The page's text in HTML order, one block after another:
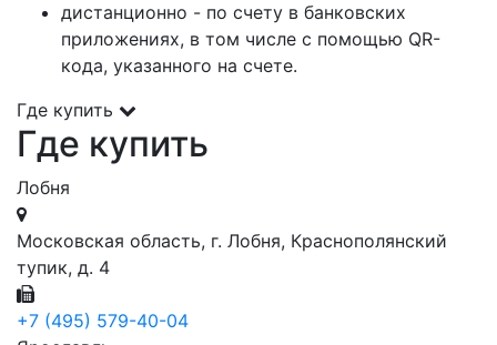
дистанционно - по счету в банковских
приложениях, в том числе с помощью QR-
кода, указанного на счете.
Где купить
Где купить
Лобня
Московская область, г. Лобня, Краснополянский
тупик, д. 4
+7 (495) 579-40-04